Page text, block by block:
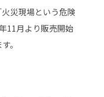
災現場という危険
11月より販売開始
。